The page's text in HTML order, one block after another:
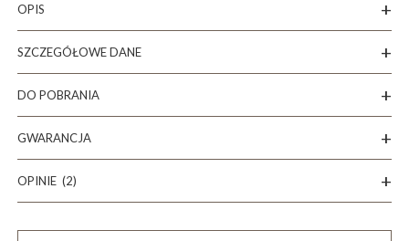
OPIS
SZCZEGÓŁOWE DANE
DO POBRANIA
GWARANCJA
OPINIE (2)